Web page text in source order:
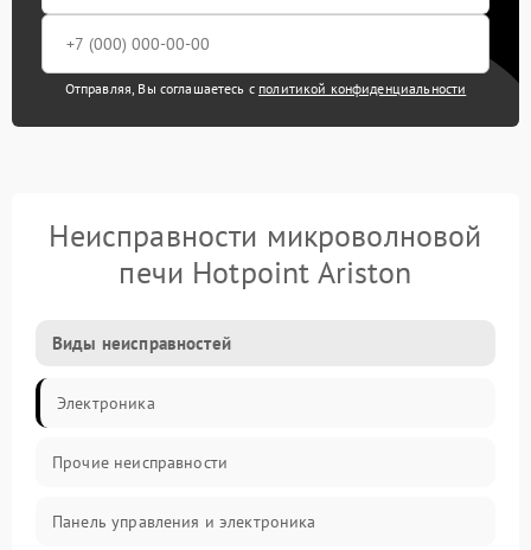
Отправляя, Вы соглашаетесь с политикой конфиденциальности
Неисправности микроволновой
печи Hotpoint Ariston
Виды неисправностей
Электроника
Прочие неисправности
Панель управления и электроника